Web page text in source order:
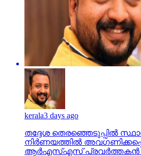
kerala3 days ago
തദ്ദേശ തെരഞ്ഞെടുപ്പില്‍
നിര്‍ണയത്തില്‍
ആര്‍എസ്എസ് പ്രവര്‍ത്തകന്‍